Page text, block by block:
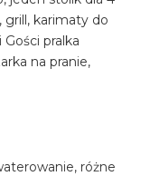
grill, karimaty do
pralka
na pranie,
różne